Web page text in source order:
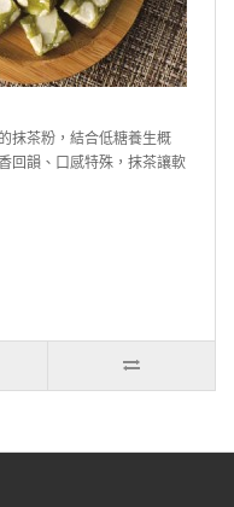
抹茶粉，結合低糖養生概
回韻、口感特殊，抹茶讓軟